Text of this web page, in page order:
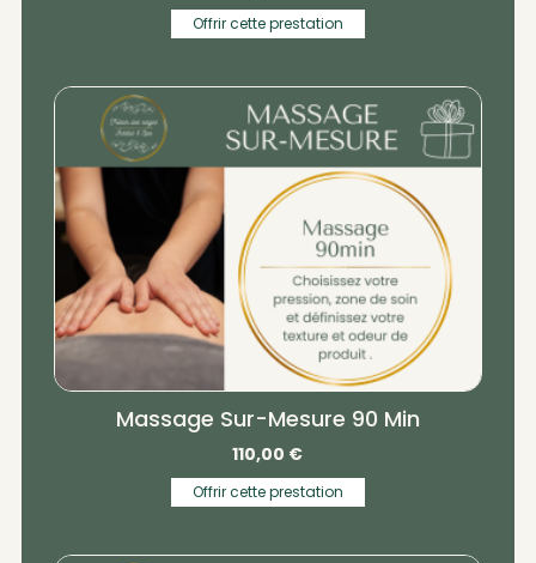
Offrir cette prestation
Massage Sur-Mesure 90 Min
110,00 €
Offrir cette prestation